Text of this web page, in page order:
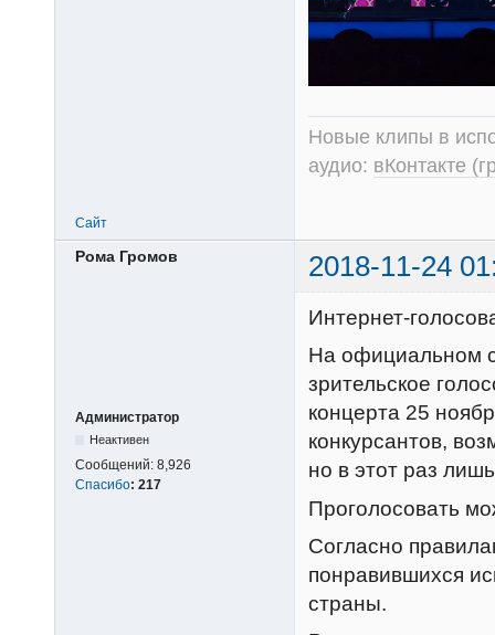
Новые клипы в
аудио: вКонтакте
Сайт
Рома Громов 2018-11-24
Администратор
Неактивен
Сообщений: 8,926
Спасибо: 217
Интернет-
На официальном
зрительское
концерта 25
конкурсантов,
но в этот раз
Проголосовать
Согласно
понравившихся
страны.